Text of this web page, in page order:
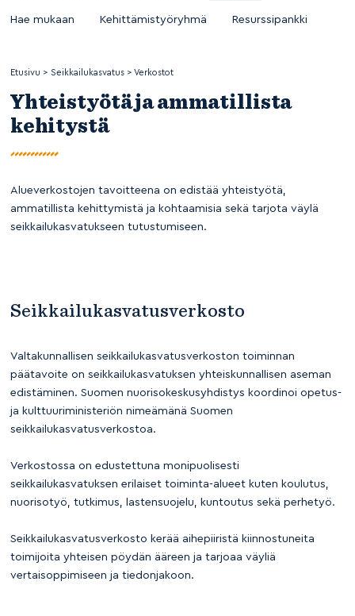
Hae mukaan Kehittämistyöryhmä Resurssipankki
Etusivu > Seikkailukasvatus> Verkostot
Yhteistyötä ja ammatillista
kehitystä
Alueverkostojen tavoitteena on edistää yhteistyötä,
ammatillista kehittymistä ja kohtaamisia sekä tarjota väylä
seikkailukasvatukseen tutustumiseen.
Seikkailukasvatusverkosto
Valtakunnallisen seikkailukasvatusverkoston toiminnan
päätavoite on seikkailukasvatuksen yhteiskunnallisen aseman
edistäminen. Suomen nuorisokeskusyhdistys koordinoi opetus-
ja kulttuuriministeriön nimeämänä Suomen
seikkailukasvatusverkostoa.
Verkostossa on edustettuna monipuolisesti
seikkailukasvatuksen erilaiset toiminta-alueet kuten koulutus,
nuorisotyö, tutkimus, lastensuojelu, kuntoutus sekä perhetyö.
Seikkailukasvatusverkosto kerää aihepiiristä kiinnostuneita
toimijoita yhteisen pöydän ääreen ja tarjoaa väyliä
vertaisoppimiseen ja tiedonjakoon.